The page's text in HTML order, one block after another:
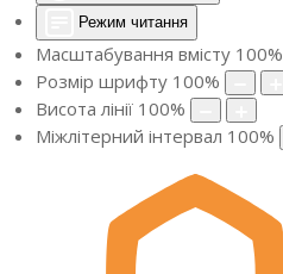
Режим читання
Масштабування вмісту 100%
Розмір шрифту 100%
Висота лінії 100%
Міжлітерний інтервал 100%